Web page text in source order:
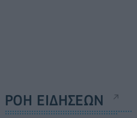
ΡΟΗ ΕΙΔΗΣΕΩΝ